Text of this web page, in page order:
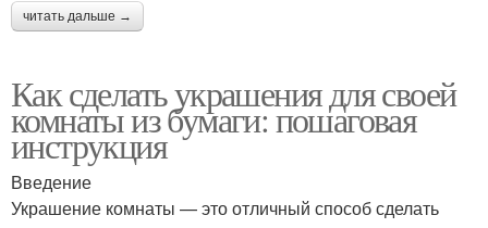
читать дальше →
Как сделать украшения для своей
комнаты из бумаги: пошаговая
инструкция
Введение
Украшение комнаты — это отличный способ сделать